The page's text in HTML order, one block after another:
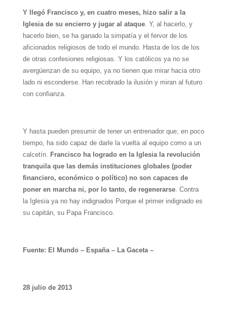
Y llegó Francisco y, en cuatro meses, hizo salir a la
Iglesia de su encierro y jugar al ataque. Y, al hacerlo, y
hacerlo bien, se ha ganado la simpatía y el fervor de los
aficionados religiosos de todo el mundo. Hasta de los de los
de otras confesiones religiosas. Y los católicos ya no se
avergüenzan de su equipo, ya no tienen que mirar hacia otro
lado ni esconderse. Han recobrado la ilusión y miran al futuro
con confianza.
Y hasta pueden presumir de tener un entrenador que, en poco
tiempo, ha sido capaz de darle la vuelta al equipo como a un
calcetín. Francisco ha logrado en la Iglesia la revolución
tranquila que las demás instituciones globales (poder
financiero, económico o político) no son capaces de
poner en marcha ni, por lo tanto, de regenerarse. Contra
la Iglesia ya no hay indignados Porque el primer indignado es
su capitán, su Papa Francisco.
Fuente: El Mundo – España – La Gaceta –
28 julio de 2013